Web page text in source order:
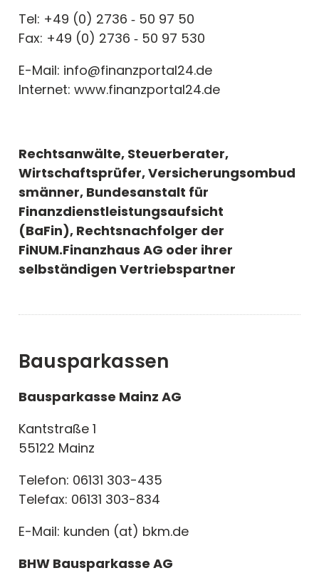
Tel: +49 (0) 2736 ‐ 50 97 50
Fax: +49 (0) 2736 ‐ 50 97 530
E-Mail: info@finanzportal24.de
Internet: www.finanzportal24.de
Rechtsanwälte, Steuerberater,
Wirtschaftsprüfer,Versicherungsombud
smänner, Bundesanstalt für
Finanzdienstleistungsaufsicht
(BaFin), Rechtsnachfolger der
FiNUM.Finanzhaus AG oder ihrer
selbständigen Vertriebspartner
Bausparkassen
Bausparkasse Mainz AG
Kantstraße 1
55122 Mainz
Telefon: 06131 303-435
Telefax: 06131 303-834
E-Mail: kunden (at) bkm.de
BHW Bausparkasse AG